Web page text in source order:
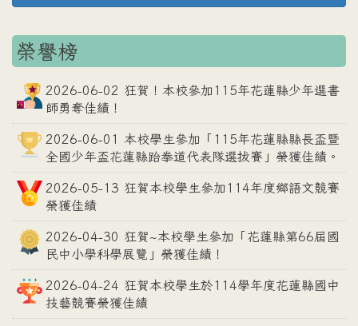
榮譽榜
2026-06-02 狂賀！本校參加115年花蓮縣少年選書
師勇奪佳績！
2026-06-01 本校學生參加「115年花蓮縣縣長盃暨
全國少年盃花蓮縣跆拳道代表隊選拔賽」榮獲佳績。
2026-05-13 狂賀本校學生參加114年度鄉語文競賽
榮獲佳績
2026-04-30 狂賀~本校學生參加「花蓮縣第66屆國
民中小學科學展覽」榮獲佳績！
2026-04-24 狂賀本校學生於114學年度花蓮縣國中
技藝競賽榮獲佳績